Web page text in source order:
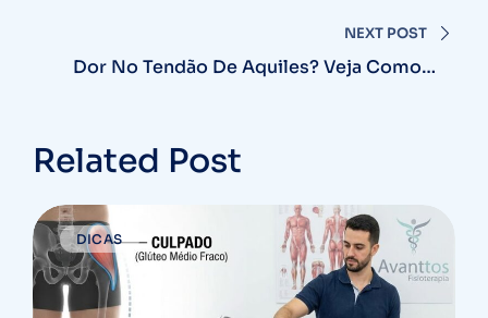
NEXT POST
Dor No Tendão De Aquiles? Veja Como A
Related Post
DICAS